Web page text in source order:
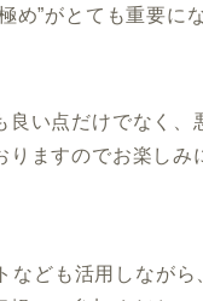
め”がとても重要に
良い点だけでなく
ますのでお楽しみ
なども活用しなが